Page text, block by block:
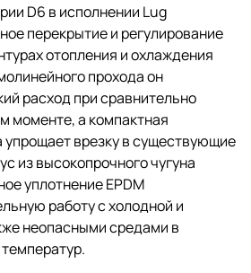
D6 в исполнении Lug
перекрытие и регулирование
отопления и охлаждения
прохода он
расход при сравнительно
моменте, а компактная
упрощает врезку в существующие
из высокопрочного чугуна
уплотнение EPDM
работу с холодной и
неопасными средами в